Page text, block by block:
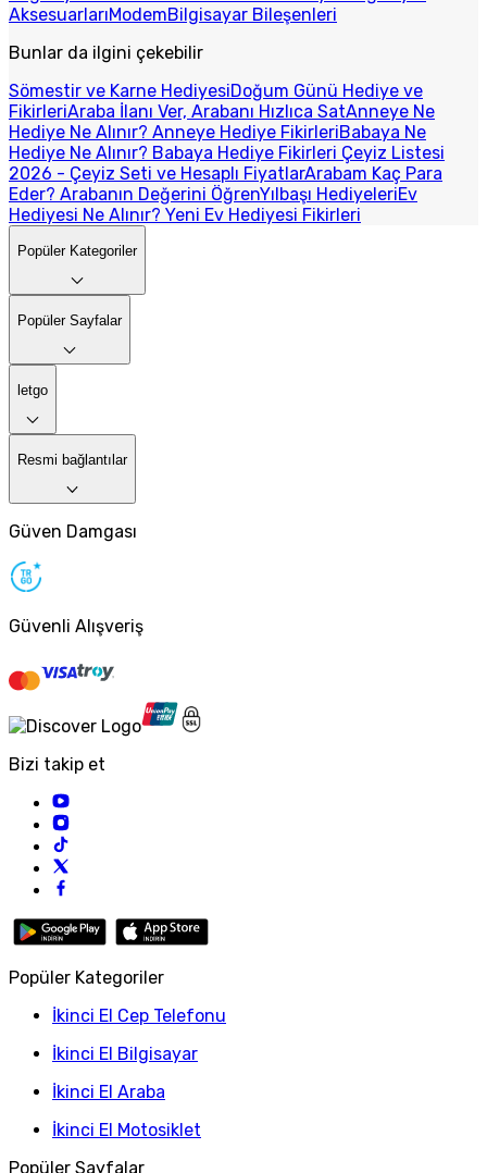
AksesuarlarıModemBilgisayar Bileşenleri
Bunlar da ilgini çekebilir
Sömestir ve Karne HediyesiDoğum Günü Hediye ve
FikirleriAraba İlanı Ver, Arabanı Hızlıca SatAnneye Ne
Hediye Ne Alınır? Anneye Hediye FikirleriBabaya Ne
Hediye Ne Alınır? Babaya Hediye Fikirleri Çeyiz Listesi
2026 - Çeyiz Seti ve Hesaplı FiyatlarArabam Kaç Para
Eder? Arabanın Değerini ÖğrenYılbaşı HediyeleriEv
Hediyesi Ne Alınır? Yeni Ev Hediyesi Fikirleri
Popüler Kategoriler
Popüler Sayfalar
letgo
Resmi bağlantılar
Güven Damgası
Güvenli Alışveriş
Bizi takip et
Popüler Kategoriler
İkinci El Cep Telefonu
İkinci El Bilgisayar
İkinci El Araba
İkinci El Motosiklet
Popüler Sayfalar